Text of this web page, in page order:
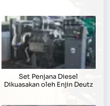
Set Penjana Diesel
Dikuasakan oleh Enjin Deutz